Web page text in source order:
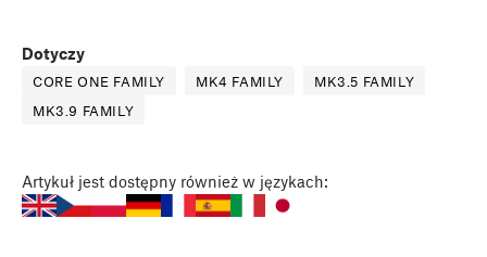
Dotyczy
CORE ONE FAMILY MK4 FAMILY
MK3.5 FAMILY
MK3.9 FAMILY
Artykuł jest dostępny również w językach: